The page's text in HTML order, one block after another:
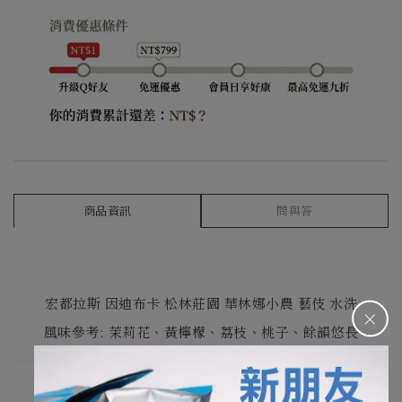
＋
商品資訊 問與答
宏都拉斯 因迪布卡 松林莊園 華林娜小農 藝伎 水洗
風味參考: 茉莉花、黃檸檬、荔枝、桃子、餘韻悠長
我們寫下的風味來自夥伴杯測後的集體感受。